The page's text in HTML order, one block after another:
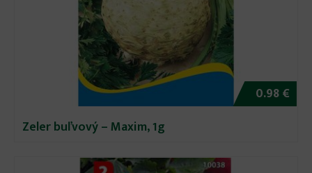
0.98 €
Zeler buľvový – Maxim, 1g